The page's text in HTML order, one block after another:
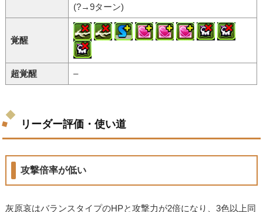
(?→9ターン)
覚醒
超覚醒 –
リーダー評価・使い道
攻撃倍率が低い
灰原哀はバランスタイプのHPと攻撃力が2倍になり、3色以上同